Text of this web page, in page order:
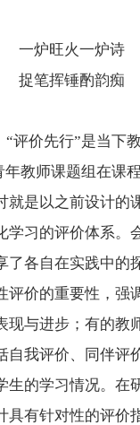
一炉旺火一炉诗
捉笔挥锤酌韵痴
价先行”是当下
年教师课题组在课
就是以之前设计的
学习的评价体系。
了各自在实践中的
评价的重要性，强
现与进步；有的教
自我评价、同伴评
生的学习情况。在
具有针对性的评价